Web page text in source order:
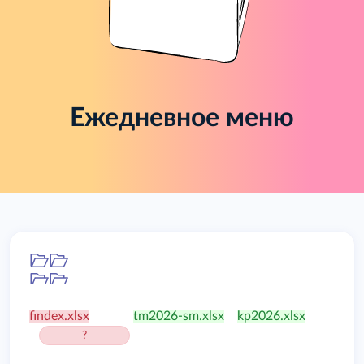
Ежедневное меню
findex.xlsx
?
tm2026-sm.xlsx kp2026.xlsx